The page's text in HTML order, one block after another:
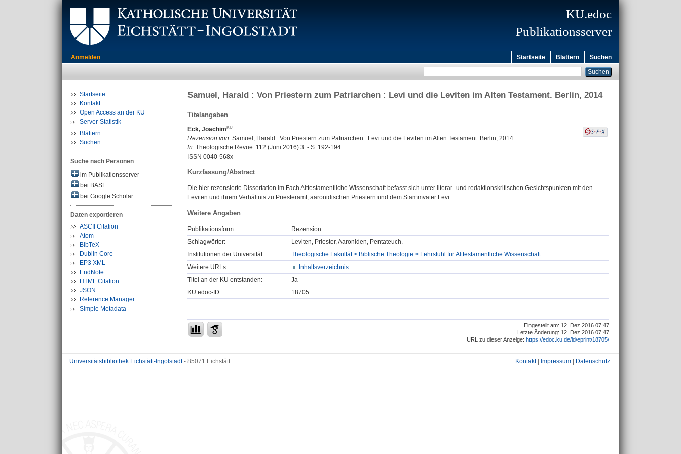
KU.edoc
Publikationsserver
Anmelden Startseite Blättern Suchen
Startseite
Kontakt
Open Access an der KU
Server-Statistik
Blättern
Suchen
Suche nach Personen
im Publikationsserver
bei BASE
bei Google Scholar
Daten exportieren
ASCII Citation
Atom
BibTeX
Dublin Core
EP3 XML
EndNote
HTML Citation
JSON
Reference Manager
Simple Metadata
Samuel, Harald : Von Priestern zum Patriarchen : Levi und die Leviten im Alten Testament. Berlin, 2014
Titelangaben
Eck, Joachim
:
Rezension von: Samuel, Harald : Von Priestern zum Patriarchen : Levi und die Leviten im Alten Testament. Berlin, 2014.
In: Theologische Revue. 112 (Juni 2016) 3. - S. 192-194.
ISSN 0040-568x
Kurzfassung/Abstract
Die hier rezensierte Dissertation im Fach Alttestamentliche Wissenschaft befasst sich unter literar- und redaktionskritischen Gesichtspunkten mit den
Leviten und ihrem Verhältnis zu Priesteramt, aaronidischen Priestern und dem Stammvater Levi.
Weitere Angaben
Publikationsform:
Rezension
Schlagwörter:
Leviten, Priester, Aaroniden, Pentateuch.
Institutionen der Universität:
Theologische Fakultät > Biblische Theologie > Lehrstuhl für Alttestamentliche Wissenschaft
Weitere URLs:
Inhaltsverzeichnis
Titel an der KU entstanden:
Ja
KU.edoc-ID:
18705
Eingestellt am: 12. Dez 2016 07:47
Letzte Änderung: 12. Dez 2016 07:47
URL zu dieser Anzeige: https://edoc.ku.de/id/eprint/18705/
Universitätsbibliothek Eichstätt-Ingolstadt- 85071 Eichstätt Kontakt| Impressum Datenschutz